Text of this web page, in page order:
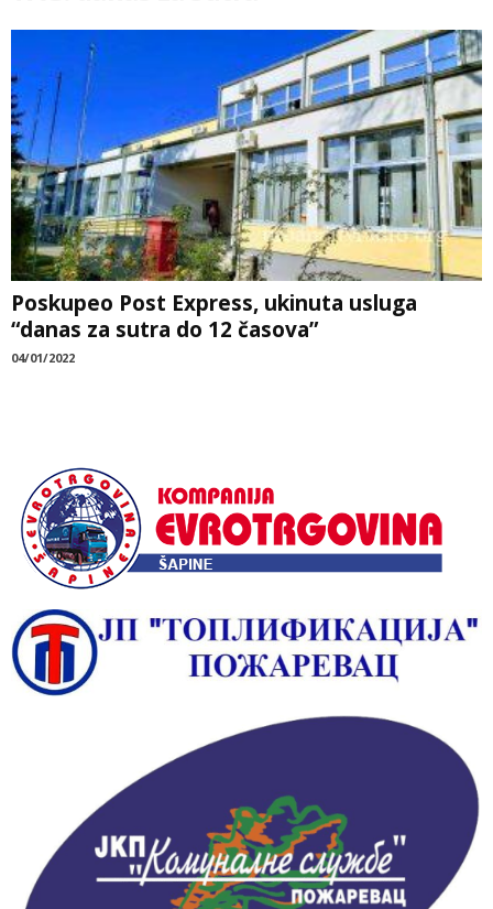
Poskupeo Post Express, ukinuta usluga
“danas za sutra do 12 časova”
04/01/2022